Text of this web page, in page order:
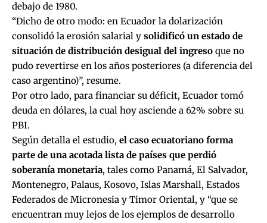
debajo de 1980.
“Dicho de otro modo: en Ecuador la dolarización
consolidó la erosión salarial y solidificó un estado de
situación de distribución desigual del ingreso que no
pudo revertirse en los años posteriores (a diferencia del
caso argentino)”, resume.
Por otro lado, para financiar su déficit, Ecuador tomó
deuda en dólares, la cual hoy asciende a 62% sobre su
PBI.
Según detalla el estudio, el caso ecuatoriano forma
parte de una acotada lista de países que perdió
soberanía monetaria, tales como Panamá, El Salvador,
Montenegro, Palaus, Kosovo, Islas Marshall, Estados
Federados de Micronesia y Timor Oriental, y “que se
encuentran muy lejos de los ejemplos de desarrollo